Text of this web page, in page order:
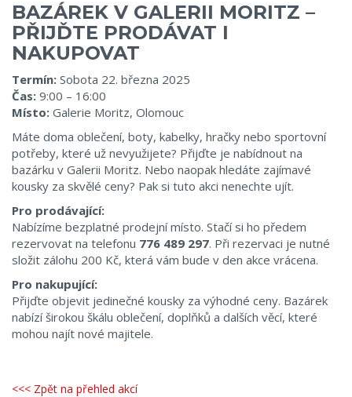
BAZÁREK V GALERII MORITZ –
PŘIJĎTE PRODÁVAT I
NAKUPOVAT
Termín: Sobota 22. března 2025
Čas: 9:00 – 16:00
Místo: Galerie Moritz, Olomouc
Máte doma oblečení, boty, kabelky, hračky nebo sportovní
potřeby, které už nevyužijete? Přijďte je nabídnout na
bazárku v Galerii Moritz. Nebo naopak hledáte zajímavé
kousky za skvělé ceny? Pak si tuto akci nenechte ujít.
Pro prodávající:
Nabízíme bezplatné prodejní místo. Stačí si ho předem
rezervovat na telefonu 776 489 297. Při rezervaci je nutné
složit zálohu 200 Kč, která vám bude v den akce vrácena.
Pro nakupující:
Přijďte objevit jedinečné kousky za výhodné ceny. Bazárek
nabízí širokou škálu oblečení, doplňků a dalších věcí, které
mohou najít nové majitele.
<<< Zpět na přehled akcí